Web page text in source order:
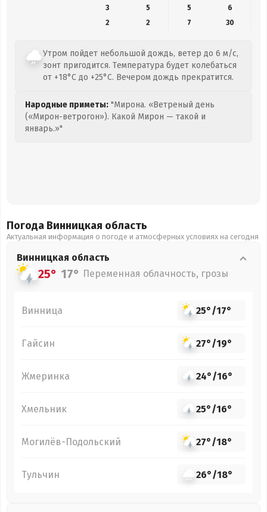
3
5 5
6
2
2 7 30
Утром пойдет небольшой дождь, ветер до 6 м/с,
зонт пригодится. Температура будет колебаться
от +18°C до +25°C. Вечером дождь прекратится.
Народные приметы: "Мирона. «Ветреный день
(«Мирон-ветрогон»). Какой Мирон — такой и
январь.»"
Погода Винницкая область
Актуальная информация о погоде и атмосферных условиях на сегодня
Винницкая область
25° 17° Переменная облачность, грозы
Винница 25°/17°
Гайсин 27°/19°
Жмеринка 24°/16°
Хмельник 25°/16°
Могилёв-Подольский 27°/18°
Тульчин 26°/18°